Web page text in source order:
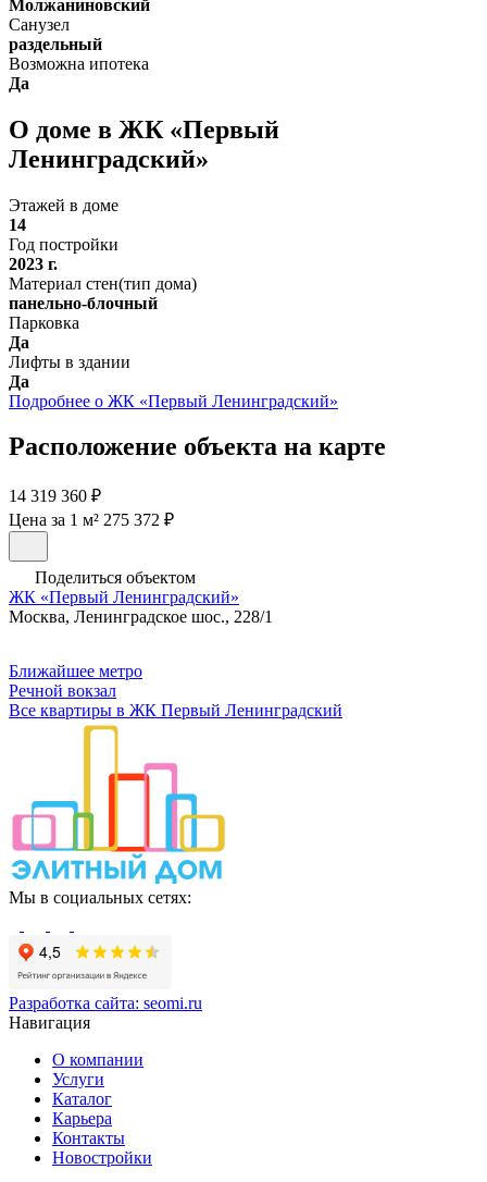
Молжаниновский
Санузел
раздельный
Возможна ипотека
Да
О доме в ЖК «Первый
Ленинградский»
Этажей в доме
14
Год постройки
2023 г.
Материал стен(тип дома)
панельно-блочный
Парковка
Да
Лифты в здании
Да
Подробнее о ЖК «Первый Ленинградский»
Расположение объекта на карте
14 319 360 ₽
Цена за 1 м² 275 372 ₽
Поделиться объектом
ЖК «Первый Ленинградский»
Москва, Ленинградское шос., 228/1
Ближайшее метро
Речной вокзал
Все квартиры в ЖК Первый Ленинградский
Мы в социальных сетях:
Разработка сайта: seomi.ru
Навигация
О компании
Услуги
Каталог
Карьера
Контакты
Новостройки